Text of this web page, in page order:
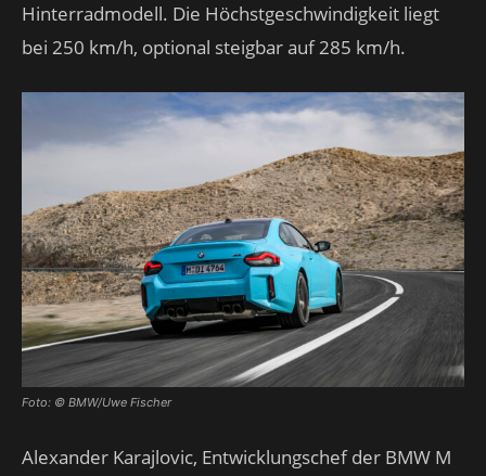
Hinterradmodell. Die Höchstgeschwindigkeit liegt
bei 250 km/h, optional steigbar auf 285 km/h.
Foto: © BMW/Uwe Fischer
Alexander Karajlovic, Entwicklungschef der BMW M